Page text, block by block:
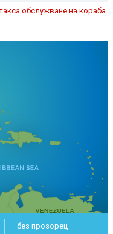
обслужване на кораба
без прозорец